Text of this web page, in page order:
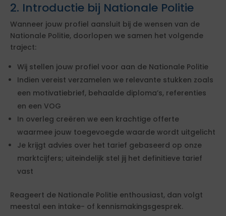
2. Introductie bij Nationale Politie
Wanneer jouw profiel aansluit bij de wensen van de
Nationale Politie, doorlopen we samen het volgende
traject:
Wij stellen jouw profiel voor aan de Nationale Politie
Indien vereist verzamelen we relevante stukken zoals
een motivatiebrief, behaalde diploma’s, referenties
en een VOG
In overleg creëren we een krachtige offerte
waarmee jouw toegevoegde waarde wordt uitgelicht
Je krijgt advies over het tarief gebaseerd op onze
marktcijfers; uiteindelijk stel jij het definitieve tarief
vast
Reageert de Nationale Politie enthousiast, dan volgt
meestal een intake- of kennismakingsgesprek.